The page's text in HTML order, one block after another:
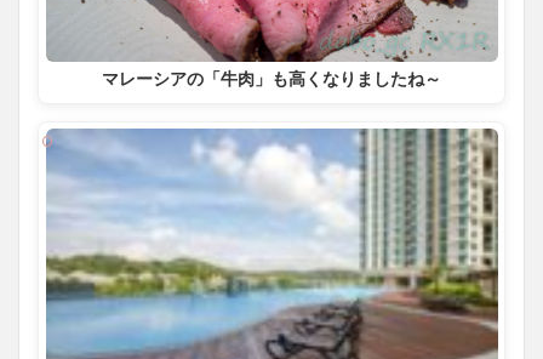
マレーシアの「牛肉」も高くなりましたね～